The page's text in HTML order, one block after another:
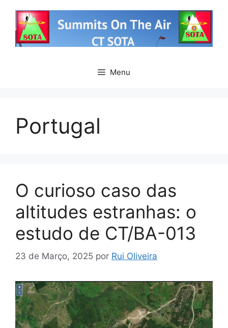
conteúdo
Menu
Portugal
O curioso caso das
altitudes estranhas: o
estudo de CT/BA-013
23 de Março, 2025 por Rui Oliveira